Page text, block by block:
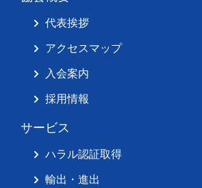
代表挨拶
アクセスマップ
入会案内
採用情報
サービス
ハラル認証取得
輸出・進出